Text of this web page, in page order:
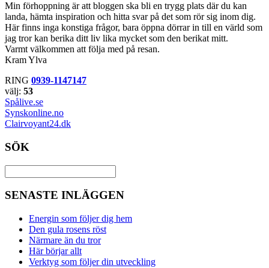
Min förhoppning är att bloggen ska bli en trygg plats där du kan
landa, hämta inspiration och hitta svar på det som rör sig inom dig.
Här finns inga konstiga frågor, bara öppna dörrar in till en värld som
jag tror kan berika ditt liv lika mycket som den berikat mitt.
Varmt välkommen att följa med på resan.
Kram Ylva
RING 0939-1147147
välj: 53
Spålive.se
Synskonline.no
Clairvoyant24.dk
SÖK
SENASTE INLÄGGEN
Energin som följer dig hem
Den gula rosens röst
Närmare än du tror
Här börjar allt
Verktyg som följer din utveckling